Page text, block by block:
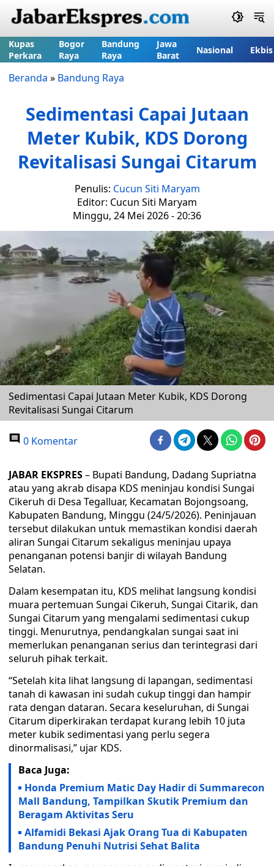
Kupas
Perkara
Bogor
Raya
Bandung
Raya
Jawa
Barat
Nasional Ekbis
Beranda » Bandung Raya
Sedimentasi Capai Jutaan
Meter Kubik, KDS Dorong
Revitalisasi Sungai Citarum
Penulis: Cucun Siti Maryam
Editor: Cucun Siti Maryam
Minggu, 24 Mei 2026 - 20:36
Sedimentasi Capai Jutaan Meter Kubik, KDS Dorong
Revitalisasi Sungai Citarum
0 Komentar
JABAR EKSPRES– Bupati Bandung, Dadang Supriatna
atau yang akrab disapa KDS meninjau kondisi Sungai
Cikeruh di Desa Tegalluar, Kecamatan Bojongsoang,
Kabupaten Bandung, Minggu (24/5/2026). Peninjauan
tersebut dilakukan untuk memastikan kondisi daerah
aliran Sungai Citarum sekaligus meninjau upaya
penanganan potensi banjir di wilayah Bandung
Selatan.
Dalam kesempatan itu, KDS melihat langsung kondisi
muara pertemuan Sungai Cikeruh, Sungai Citarik, dan
Sungai Citarum yang mengalami sedimentasi cukup
tinggi. Menurutnya, pendangkalan sungai saat ini
memerlukan penanganan serius dan terintegrasi dari
seluruh pihak terkait.
“Setelah kita lihat langsung di lapangan, sedimentasi
tanah di kawasan ini sudah cukup tinggi dan hampir
rata dengan dataran. Secara keseluruhan, di Sungai
Citarum diperkirakan terdapat kurang lebih 10 juta
meter kubik sedimentasi yang perlu segera
dinormalisasi,” ujar KDS.
Baca Juga:
Honda Premium Matic Day Hadir di Summarecon
Mall Bandung, Tampilkan Skutik Premium dan
Beragam Aktivitas Seru
Alfamidi Bekasi Ajak Orang Tua di Kabupaten
Bandung Penuhi Nutrisi Sehat Balita